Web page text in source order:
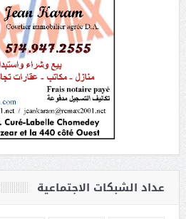
عداد الشبكات الاجتماعية